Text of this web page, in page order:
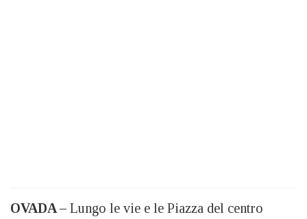
OVADA – Lungo le vie e le Piazza del centro